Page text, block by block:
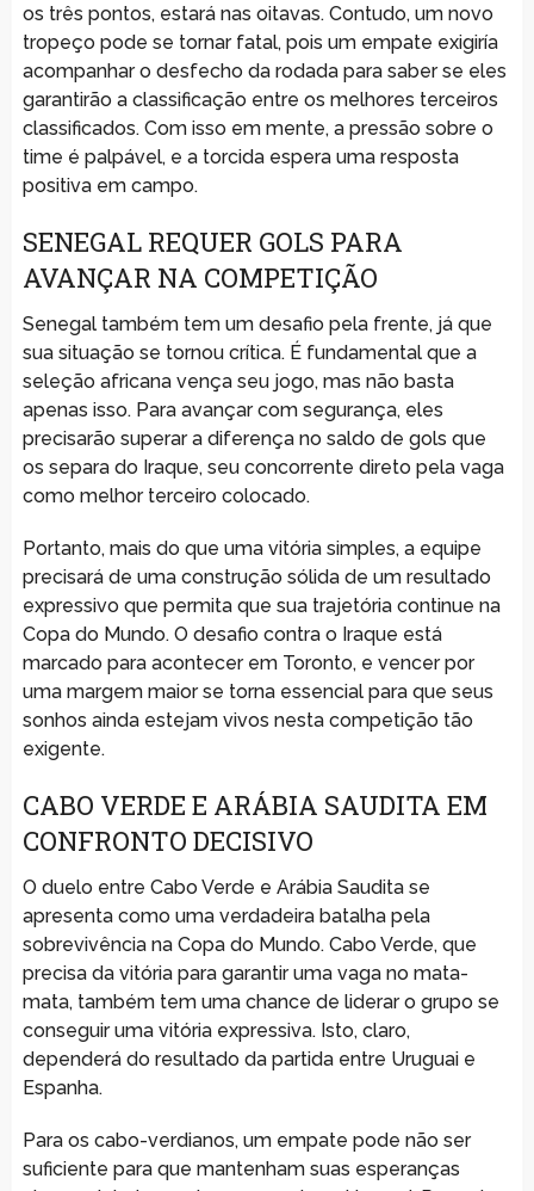
os três pontos, estará nas oitavas. Contudo, um novo
tropeço pode se tornar fatal, pois um empate exigiría
acompanhar o desfecho da rodada para saber se eles
garantirão a classificação entre os melhores terceiros
classificados. Com isso em mente, a pressão sobre o
time é palpável, e a torcida espera uma resposta
positiva em campo.
SENEGAL REQUER GOLS PARA
AVANÇAR NA COMPETIÇÃO
Senegal também tem um desafio pela frente, já que
sua situação se tornou crítica. É fundamental que a
seleção africana vença seu jogo, mas não basta
apenas isso. Para avançar com segurança, eles
precisarão superar a diferença no saldo de gols que
os separa do Iraque, seu concorrente direto pela vaga
como melhor terceiro colocado.
Portanto, mais do que uma vitória simples, a equipe
precisará de uma construção sólida de um resultado
expressivo que permita que sua trajetória continue na
Copa do Mundo. O desafio contra o Iraque está
marcado para acontecer em Toronto, e vencer por
uma margem maior se torna essencial para que seus
sonhos ainda estejam vivos nesta competição tão
exigente.
CABO VERDE E ARÁBIA SAUDITA EM
CONFRONTO DECISIVO
O duelo entre Cabo Verde e Arábia Saudita se
apresenta como uma verdadeira batalha pela
sobrevivência na Copa do Mundo. Cabo Verde, que
precisa da vitória para garantir uma vaga no mata-
mata, também tem uma chance de liderar o grupo se
conseguir uma vitória expressiva. Isto, claro,
dependerá do resultado da partida entre Uruguai e
Espanha.
Para os cabo-verdianos, um empate pode não ser
suficiente para que mantenham suas esperanças